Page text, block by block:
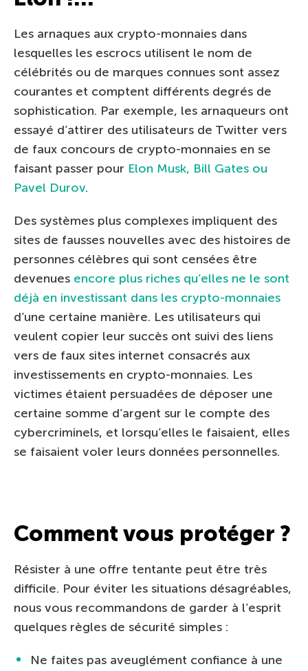
Les arnaques aux crypto-monnaies dans
lesquelles les escrocs utilisent le nom de
célébrités ou de marques connues sont assez
courantes et comptent différents degrés de
sophistication. Par exemple, les arnaqueurs ont
essayé d’attirer des utilisateurs de Twitter vers
de faux concours de crypto-monnaies en se
faisant passer pour Elon Musk, Bill Gates ou
Pavel Durov.
Des systèmes plus complexes impliquent des
sites de fausses nouvelles avec des histoires de
personnes célèbres qui sont censées être
devenues encore plus riches qu’elles ne le sont
déjà en investissant dans les crypto-monnaies
d’une certaine manière. Les utilisateurs qui
veulent copier leur succès ont suivi des liens
vers de faux sites internet consacrés aux
investissements en crypto-monnaies. Les
victimes étaient persuadées de déposer une
certaine somme d’argent sur le compte des
cybercriminels, et lorsqu’elles le faisaient, elles
se faisaient voler leurs données personnelles.
Comment vous protéger ?
Résister à une offre tentante peut être très
difficile. Pour éviter les situations désagréables,
nous vous recommandons de garder à l’esprit
quelques règles de sécurité simples :
Ne faites pas aveuglément confiance à une